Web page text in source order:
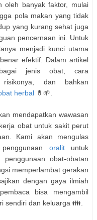
oleh banyak faktor, mulai
pola makan yang tidak
yang kurang sehat juga
pencernaan ini. Untuk
menjadi kunci utama
efektif. Dalam artikel
jenis obat, cara
risikonya, dan bahkan
herbal 💊🌱.
mendapatkan wawasan
obat untuk sakit perut
Kami akan mengulas
oralituntuk
obat-obatan
memperlambat gerakan
dengan gaya ilmiah
bisa mengambil
sendiri dan keluarga 👪.